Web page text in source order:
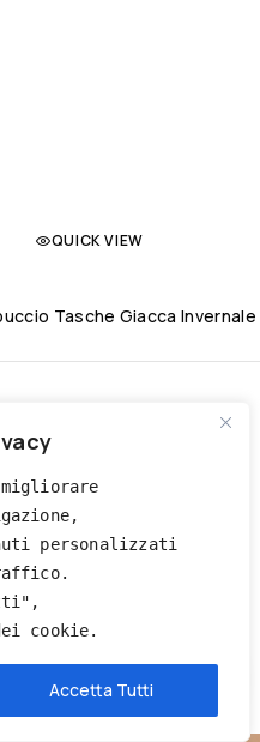
personalizzati
cookie.
Accetta Tutti
QUICK VIEW
Tasche Giacca
di aiuto?